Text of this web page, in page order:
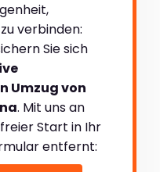
zu verbinden:
Sie sich
Umzug von
. Mit uns an
Start in Ihr
entfernt: